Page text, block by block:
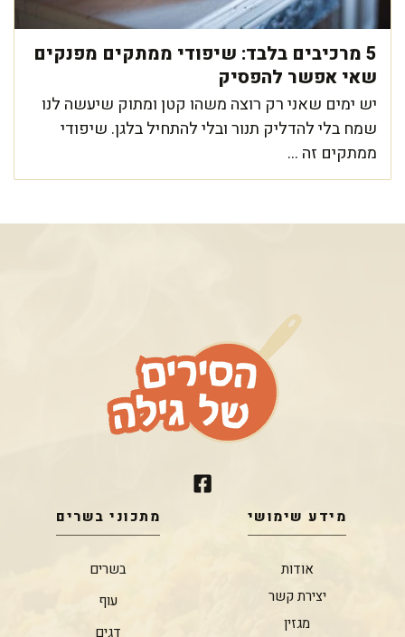
5 מרכיבים בלבד: שיפודי ממתקים מפנקים
שאי אפשר להפסיק
יש ימים שאני רק רוצה משהו קטן ומתוק שיעשה לנו
שמח בלי להדליק תנור ובלי להתחיל בלגן. שיפודי
ממתקים זה ...
מידע שימושי
אודות
יצירת קשר
מגזין
מתכוני בשרים
בשרים
עוף
דגים